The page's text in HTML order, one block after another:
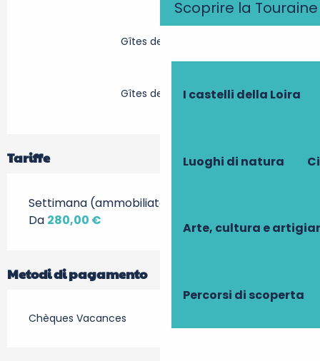
Scoprire la Touraine
I castelli della Loira
Luoghi di natura
Arte, cultura e
Percorsi di scoperta
Gîtes de France
Gîtes de France
Tariffe
Settimana (ammobiliato)
Da 280,00 €
Metodi di pagamento
Chèques Vacances